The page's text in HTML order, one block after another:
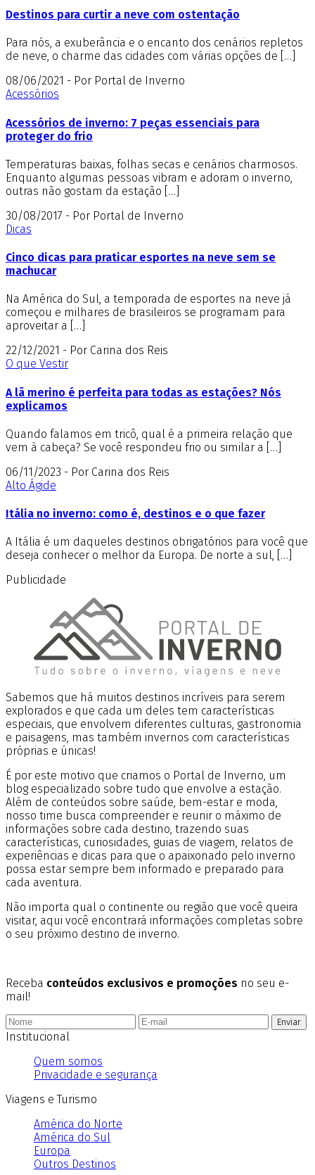
Destinos para curtir a neve com ostentação
Para nós, a exuberância e o encanto dos cenários repletos
de neve, o charme das cidades com várias opções de […]
08/06/2021 - Por Portal de Inverno
Acessórios
Acessórios de inverno: 7 peças essenciais para
proteger do frio
Temperaturas baixas, folhas secas e cenários charmosos.
Enquanto algumas pessoas vibram e adoram o inverno,
outras não gostam da estação […]
30/08/2017 - Por Portal de Inverno
Dicas
Cinco dicas para praticar esportes na neve sem se
machucar
Na América do Sul, a temporada de esportes na neve já
começou e milhares de brasileiros se programam para
aproveitar a […]
22/12/2021 - Por Carina dos Reis
O que Vestir
A lã merino é perfeita para todas as estações? Nós
explicamos
Quando falamos em tricô, qual é a primeira relação que
vem à cabeça? Se você respondeu frio ou similar a […]
06/11/2023 - Por Carina dos Reis
Alto Ágide
Itália no inverno: como é, destinos e o que fazer
A Itália é um daqueles destinos obrigatórios para você que
deseja conhecer o melhor da Europa. De norte a sul, […]
Publicidade
Sabemos que há muitos destinos incríveis para serem
explorados e que cada um deles tem características
especiais, que envolvem diferentes culturas, gastronomia
e paisagens, mas também invernos com características
próprias e únicas!
É por este motivo que criamos o Portal de Inverno, um
blog especializado sobre tudo que envolve a estação.
Além de conteúdos sobre saúde, bem-estar e moda,
nosso time busca compreender e reunir o máximo de
informações sobre cada destino, trazendo suas
características, curiosidades, guias de viagem, relatos de
experiências e dicas para que o apaixonado pelo inverno
possa estar sempre bem informado e preparado para
cada aventura.
Não importa qual o continente ou região que você queira
visitar, aqui você encontrará informações completas sobre
o seu próximo destino de inverno.
Receba conteúdos exclusivos e promoções no seu e-
mail!
Enviar
Institucional
Quem somos
Privacidade e segurança
Viagens e Turismo
América do Norte
América do Sul
Europa
Outros Destinos